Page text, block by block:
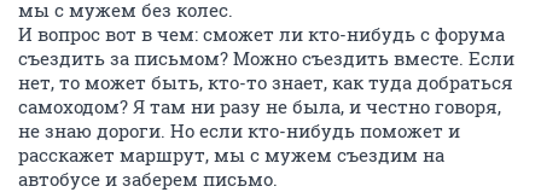
мы с мужем без колес.
И вопрос вот в чем: сможет ли кто-нибудь с форума
съездить за письмом? Можно съездить вместе. Если
нет, то может быть, кто-то знает, как туда добраться
самоходом? Я там ни разу не была, и честно говоря,
не знаю дороги. Но если кто-нибудь поможет и
расскажет маршрут, мы с мужем съездим на
автобусе и заберем письмо.